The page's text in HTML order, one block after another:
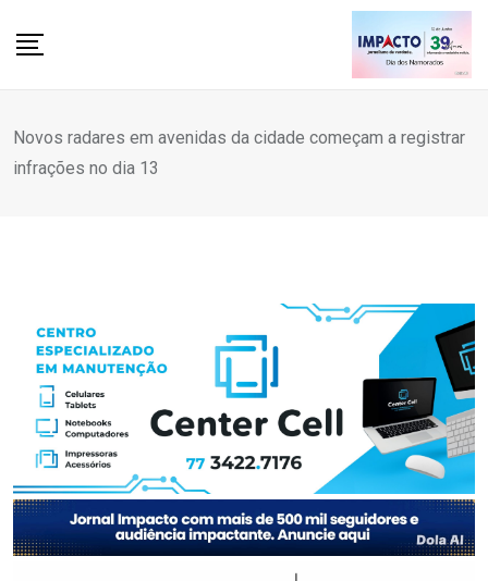
Novos radares em avenidas da cidade começam a registrar
infrações no dia 13